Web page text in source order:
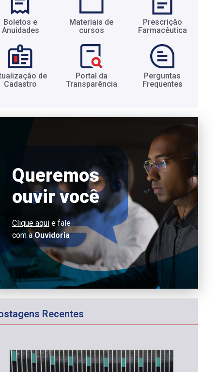
Boletos e
Anuidades​
Materiais de
cursos​
Prescrição
Farmacêutica​
de
Cadastro​
Portal da
Transparência​
Perguntas
Frequentes​
Queremos
ouvir você
Clique aquie fale
com aOuvidoria
Recentes